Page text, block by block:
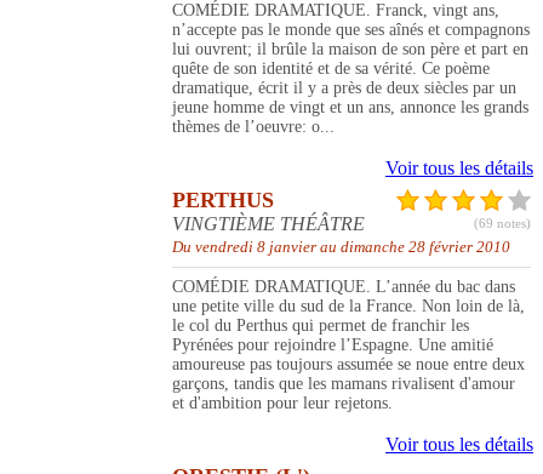
COMÉDIE DRAMATIQUE. Franck, vingt ans,
n’accepte pas le monde que ses aînés et compagnons
lui ouvrent; il brûle la maison de son père et part en
quête de son identité et de sa vérité. Ce poème
dramatique, écrit il y a près de deux siècles par un
jeune homme de vingt et un ans, annonce les grands
thèmes de l’oeuvre: o...
Voir tous les détails
(69 notes)
PERTHUS
VINGTIÈME THÉÂTRE
Du vendredi 8 janvier au dimanche 28 février 2010
COMÉDIE DRAMATIQUE. L’année du bac dans
une petite ville du sud de la France. Non loin de là,
le col du Perthus qui permet de franchir les
Pyrénées pour rejoindre l’Espagne. Une amitié
amoureuse pas toujours assumée se noue entre deux
garçons, tandis que les mamans rivalisent d'amour
et d'ambition pour leur rejetons.
Voir tous les détails